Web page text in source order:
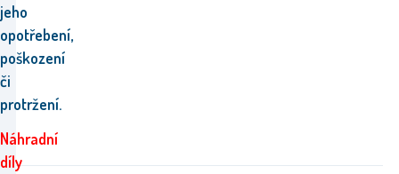
jeho
opotřebení,
poškození
či
protržení.
Náhradní
díly